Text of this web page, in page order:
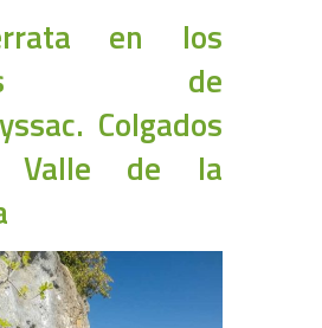
en los
de
Colgados
de la